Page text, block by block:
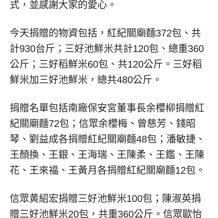
式，並感謝大家的愛心。
今天捐贈的物資包括，紅紀關廟麵372包、共
計930台斤；三好池鮮米共計120包、總重360
公斤；三好稻鮮米60包、共120公斤。三好稻
鮮米加三好池鮮米，總共480公斤。
捐贈名單包括南廠保安宮董事長余櫻柳捐贈紅
紀關廟麵72包；信眾余櫻梅、曾慈芳、錢昭
琴、劉益成各捐贈紅紀關廟麵48包；潘敏捷、
王顏換、王銀、王海瑞、王陳柔、王鑑、王陳
花、王來福、王黃月各捐贈紅紀關廟麵12包。
信眾黄紹宏捐贈三好池鮮米100包；陳淑英捐
贈三好池鮮米20包，共重360公斤。信眾歐怡